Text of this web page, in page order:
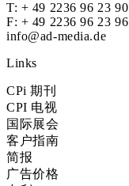
T: + 49 2236 96 23 90
F: + 49 2236 96 23 96
info@ad-media.de
Links
CPi 期刊
CPI 电视
国际展会
客户指南
简报
广告价格